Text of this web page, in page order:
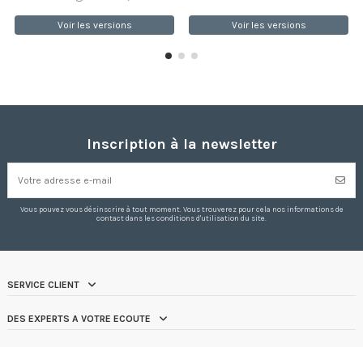
Voir les versions Voir les versions
Inscription à la newsletter
Vous pouvez vous désinscrire à tout moment. Vous trouverez pour cela nos informations de
contact dans les conditions d'utilisation du site.
SERVICE CLIENT
DES EXPERTS A VOTRE ECOUTE